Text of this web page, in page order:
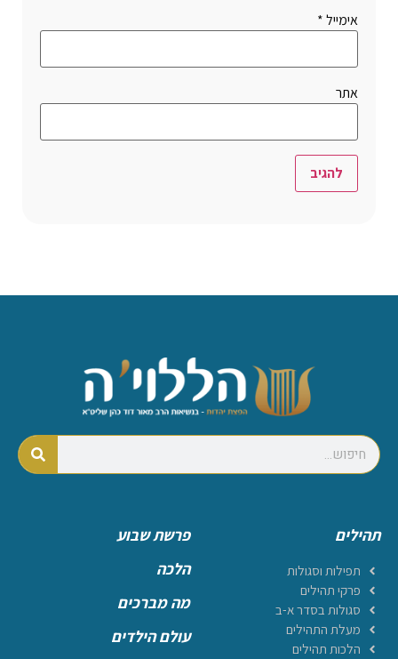
אימייל*
אתר
תהילים
תפילות וסגולות
פרקי תהילים
סגולות בסדר א-ב
מעלת התהילים
הלכות תהילים
פרשת שבוע
הלכה
מה מברכים
עולם הילדים